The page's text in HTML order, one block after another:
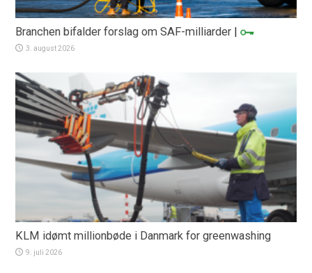
Branchen bifalder forslag om SAF-milliarder |
3. august 2026
KLM idømt millionbøde i Danmark for greenwashing
9. juli 2026